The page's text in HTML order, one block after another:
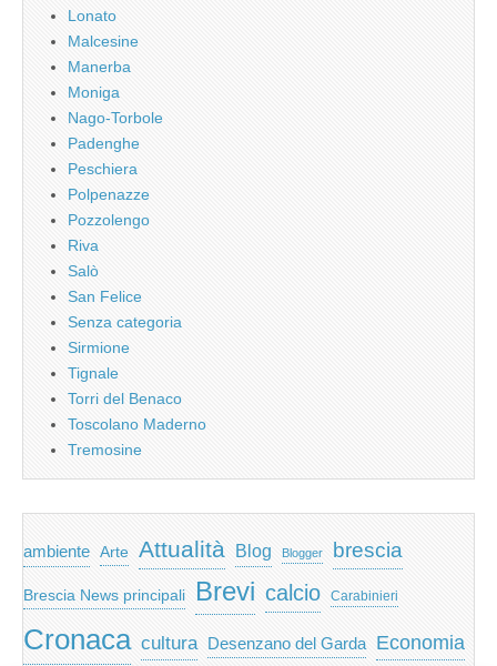
Lonato
Malcesine
Manerba
Moniga
Nago-Torbole
Padenghe
Peschiera
Polpenazze
Pozzolengo
Riva
Salò
San Felice
Senza categoria
Sirmione
Tignale
Torri del Benaco
Toscolano Maderno
Tremosine
ambiente Arte Attualità Blog Blogger brescia
Brescia News principali Brevi calcio Carabinieri
Cronaca cultura Desenzano del Garda Economia